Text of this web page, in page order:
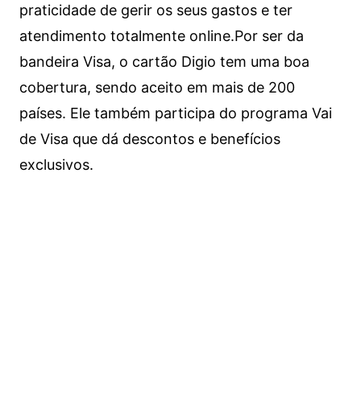
praticidade de gerir os seus gastos e ter
atendimento totalmente online.Por ser da
bandeira Visa, o cartão Digio tem uma boa
cobertura, sendo aceito em mais de 200
países. Ele também participa do programa Vai
de Visa que dá descontos e benefícios
exclusivos.